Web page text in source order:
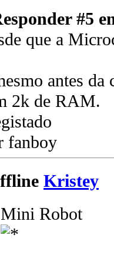
#5
que a
antes
2k de RAM.
fanboy
Kristey
Mini Robot